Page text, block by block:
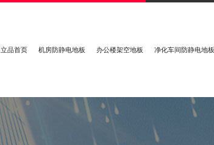
立品首页 机房防静电地板 办公楼架空地板 净化车间防静电地